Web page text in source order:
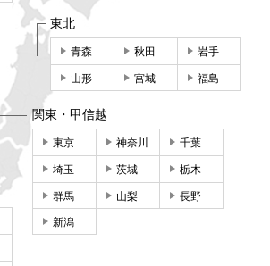
東北
青森 秋田 岩手
山形 宮城 福島
関東・甲信越
東京 神奈川 千葉
埼玉 茨城 栃木
群馬 山梨 長野
新潟